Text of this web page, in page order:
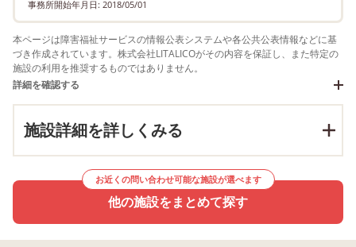
事務所開始年月日: 2018/05/01
本ページは障害福祉サービスの情報公表システムや各公共公表情報などに基
づき作成されています。株式会社LITALICOがその内容を保証し、また特定の
施設の利用を推奨するものではありません。
詳細を確認する
施設詳細を詳しくみる
お近くの問い合わせ可能な施設が選べます
他の施設をまとめて探す